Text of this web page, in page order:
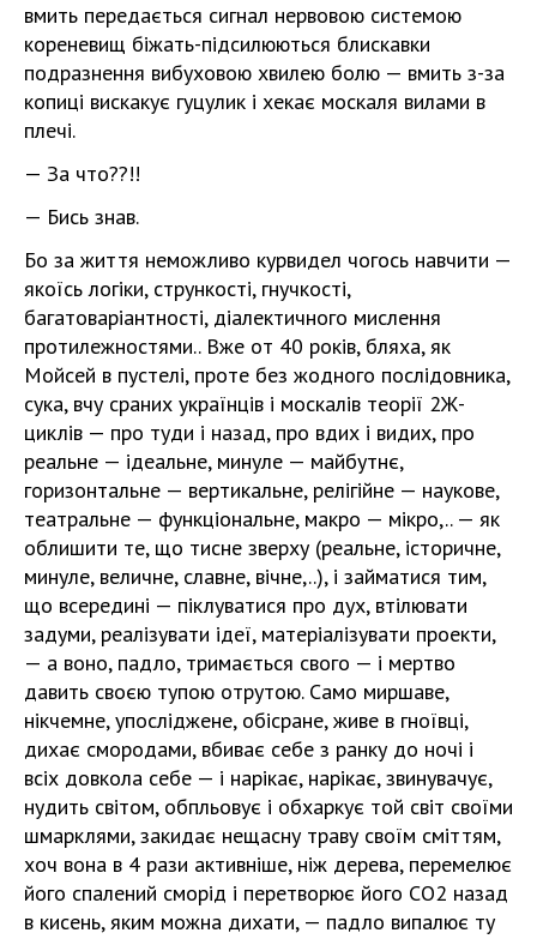
вмить передається сигнал нервовою системою
кореневищ біжать-підсилюються блискавки
подразнення вибуховою хвилею болю — вмить з-за
копиці вискакує гуцулик і хекає москаля вилами в
плечі.
— За что??!!
— Бись знав.
Бо за життя неможливо курвидел чогось навчити —
якоїсь логіки, стрункості, гнучкості,
багатоваріантності, діалектичного мислення
протилежностями.. Вже от 40 років, бляха, як
Мойсей в пустелі, проте без жодного послідовника,
сука, вчу сраних українців і москалів теорії 2Ж-
циклів — про туди і назад, про вдих і видих, про
реальне — ідеальне, минуле — майбутнє,
горизонтальне — вертикальне, релігійне — наукове,
театральне — функціональне, макро — мікро,.. — як
облишити те, що тисне зверху (реальне, історичне,
минуле, величне, славне, вічне,..), і займатися тим,
що всередині — піклуватися про дух, втілювати
задуми, реалізувати ідеї, матеріалізувати проекти,
— а воно, падло, тримається свого — і мертво
давить своєю тупою отрутою. Само миршаве,
нікчемне, упосліджене, обісране, живе в гноївці,
дихає смородами, вбиває себе з ранку до ночі і
всіх довкола себе — і нарікає, нарікає, звинувачує,
нудить світом, обпльовує і обхаркує той світ своїми
шмарклями, закидає нещасну траву своїм сміттям,
хоч вона в 4 рази активніше, ніж дерева, перемелює
його спалений сморід і перетворює його СО2 назад
в кисень, яким можна дихати, — падло випалює ту